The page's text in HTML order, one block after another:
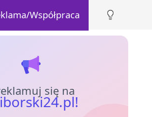
Współpraca
się na